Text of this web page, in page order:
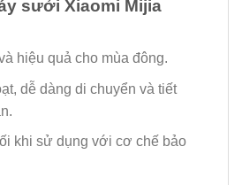
sưởi Xiaomi Mijia
hiệu quả cho mùa đông.
dễ dàng di chuyển và tiết
khi sử dụng với cơ chế bảo